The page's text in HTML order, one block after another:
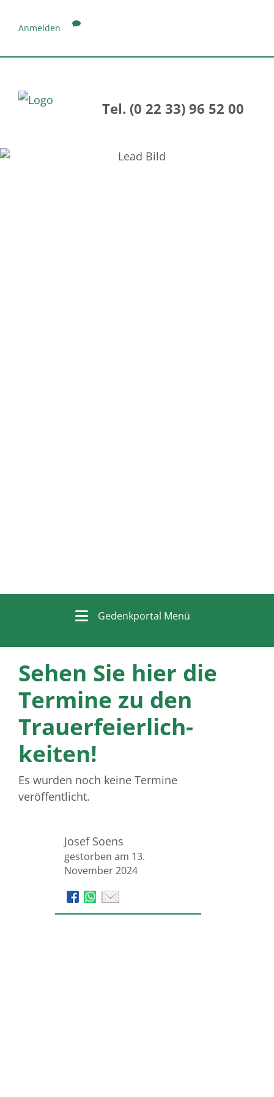
Anmelden
Tel. (0 22 33) 96 52 00
Gedenkportal Menü
Sehen Sie hier die
Termine zu den
Trauer­feierlich­
keiten!
Es wurden noch keine Termine
veröffentlicht.
Josef Soens
gestorben am 13.
November 2024